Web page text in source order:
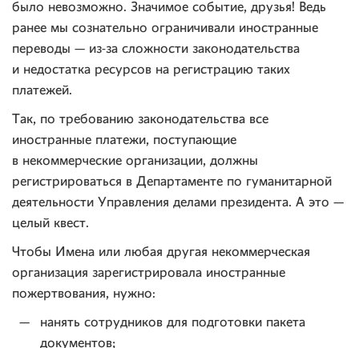
было невозможно. Значимое событие, друзья! Ведь
ранее мы сознательно ограничивали иностранные
переводы — из-за сложности законодательства
и недостатка ресурсов на регистрацию таких
платежей.
Так, по требованию законодательства все
иностранные платежи, поступающие
в некоммерческие организации, должны
регистрироваться в Департаменте по гуманитарной
деятельности Управления делами президента. А это —
целый квест.
Чтобы Имена или любая другая некоммерческая
организация зарегистрировала иностранные
пожертвования, нужно:
нанять сотрудников для подготовки пакета
документов;